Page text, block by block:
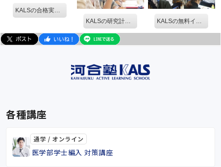
KALSの合格実績を見る。
各種講座
通学 / オンライン
医学部学士編入 対策講座